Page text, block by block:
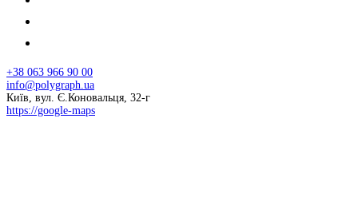
+38 063 966 90 00
info@polygraph.ua
Київ, вул. Є.Коновальця, 32-г
https://google-maps